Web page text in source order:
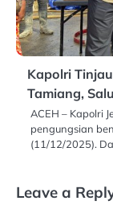
Kapolri
Tamiang,
ACEH – Kapolri
pengungsian
(11/12/2025).
Leave a